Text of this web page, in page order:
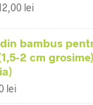
lei
bambus
2 cm
lei